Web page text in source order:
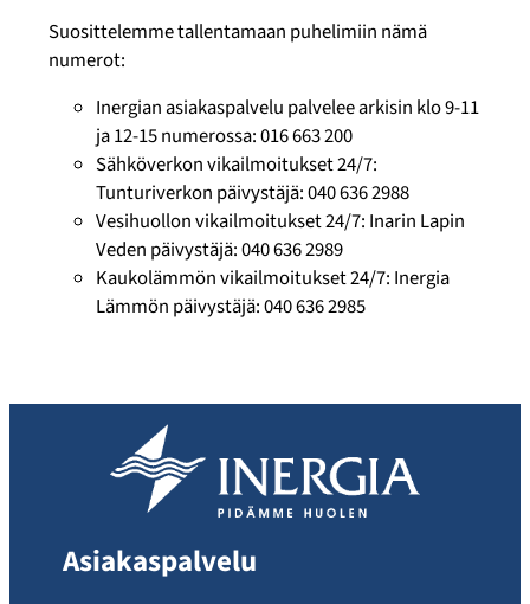
Suosittelemme tallentamaan puhelimiin nämä
numerot:
Inergian asiakaspalvelu palvelee arkisin klo 9-11
ja 12-15 numerossa: 016 663 200
Sähköverkon vikailmoitukset 24/7:
Tunturiverkon päivystäjä: 040 636 2988
Vesihuollon vikailmoitukset 24/7: Inarin Lapin
Veden päivystäjä: 040 636 2989
Kaukolämmön vikailmoitukset 24/7: Inergia
Lämmön päivystäjä: 040 636 2985
Asiakaspalvelu